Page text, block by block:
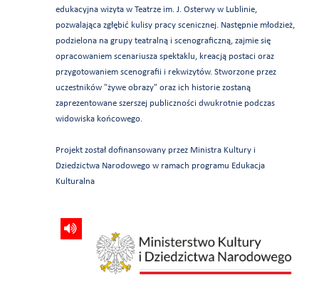
edukacyjna wizyta w Teatrze im. J. Osterwy w Lublinie,
pozwalająca zgłębić kulisy pracy scenicznej. Następnie młodzież,
podzielona na grupy teatralną i scenograficzną, zajmie się
opracowaniem scenariusza spektaklu, kreacją postaci oraz
przygotowaniem scenografii i rekwizytów. Stworzone przez
uczestników "żywe obrazy" oraz ich historie zostaną
zaprezentowane szerszej publiczności dwukrotnie podczas
widowiska końcowego.
Projekt został dofinansowany przez Ministra Kultury i
Dziedzictwa Narodowego w ramach programu Edukacja
Kulturalna